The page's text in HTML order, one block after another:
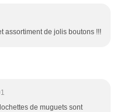
assortiment de jolis boutons !!!
de muguets sont